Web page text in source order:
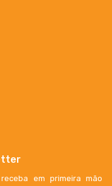
em primeira mão